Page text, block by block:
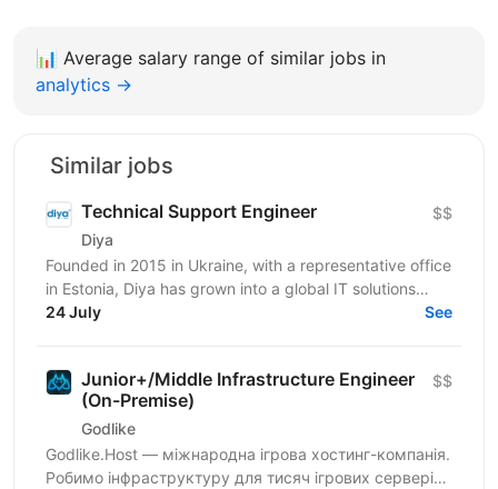
📊 Average salary range of similar jobs in
analytics →
Similar jobs
Technical Support Engineer
Diya
$$
Founded in 2015 in Ukraine, with a representative office
in Estonia, Diya has grown into a global IT solutions
provider and a proud part of Euvic Group. We...
24 July See
Junior+/Middle Infrastructure Engineer
(On-Premise)
Godlike
$$
Godlike.Host — міжнародна ігрова хостинг-компанія.
Робимо інфраструктуру для тисяч ігрових серверів